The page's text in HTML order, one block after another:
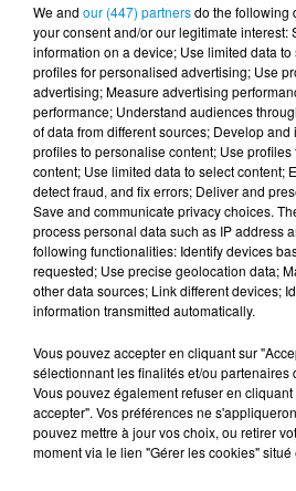
DERNIERS PODCASTS
24 juillet 2026
Les Zinformés
23 juillet 2026
Les Zinformés
We and our (447) partnersdo the following
your consent and/or our legitimate interest:
information on a device; Use limited data
profiles for personalised advertising; Use
advertising; Measure advertising
performance; Understand audiences
of data from different sources; Develop
profiles to personalise content; Use
content; Use limited data to select content;
detect fraud, and fix errors; Deliver and
Save and communicate privacy choices.
process personal data such as IP address
following functionalities: Identify devices
requested; Use precise geolocation data;
other data sources; Link different devices;
information transmitted automatically.
Vous pouvez accepter en cliquant sur
sélectionnant les finalités et/ou partenaires
Vous pouvez également refuser en
accepter". Vos préférences ne
pouvez mettre à jour vos choix, ou retirer
moment via le lien "Gérer les cookies"